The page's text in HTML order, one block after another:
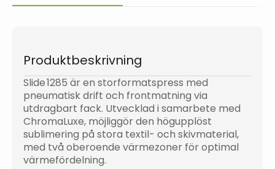
Produktbeskrivning
Slide 1285 är en storformatspress med
pneumatisk drift och frontmatning via
utdragbart fack. Utvecklad i samarbete med
ChromaLuxe, möjliggör den högupplöst
sublimering på stora textil- och skivmaterial,
med två oberoende värmezoner för optimal
värmefördelning.